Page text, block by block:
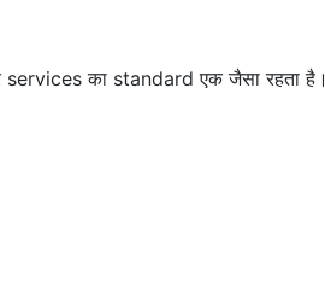
का standard एक जैसा रहता है।